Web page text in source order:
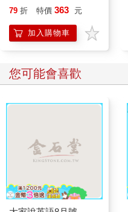
網紅數十萬則好評《茶
79 折 特價 363 元
加入購物車
您可能會喜歡